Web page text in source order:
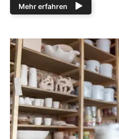
Mehr erfahren